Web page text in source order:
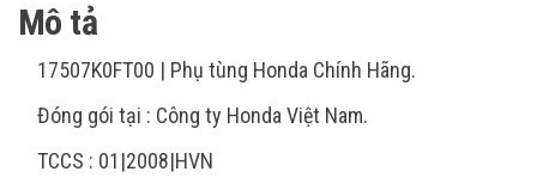
Mô tả
17507K0FT00 | Phụ tùng Honda Chính Hãng.
Đóng gói tại : Công ty Honda Việt Nam.
TCCS : 01|2008|HVN